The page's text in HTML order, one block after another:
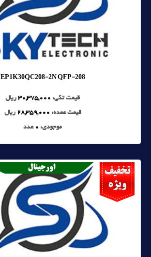
EP1K30QC208-2N QFP-208
قیمت تکی: 30,375,000 ریال
قیمت عمده: 28,359,000 ریال
موجودی: 0 عدد